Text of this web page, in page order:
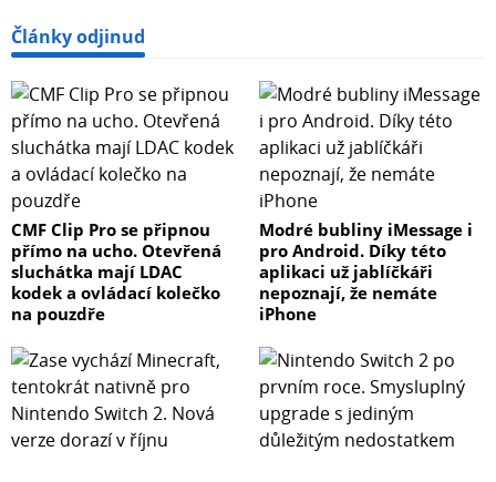
Články odjinud
CMF Clip Pro se připnou
přímo na ucho. Otevřená
sluchátka mají LDAC
kodek a ovládací kolečko
na pouzdře
Modré bubliny iMessage i
pro Android. Díky této
aplikaci už jablíčkáři
nepoznají, že nemáte
iPhone